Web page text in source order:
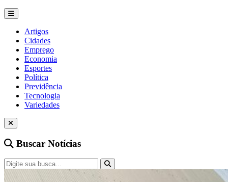
Artigos
Cidades
Emprego
Economia
Esportes
Política
Previdência
Tecnologia
Variedades
Buscar Notícias